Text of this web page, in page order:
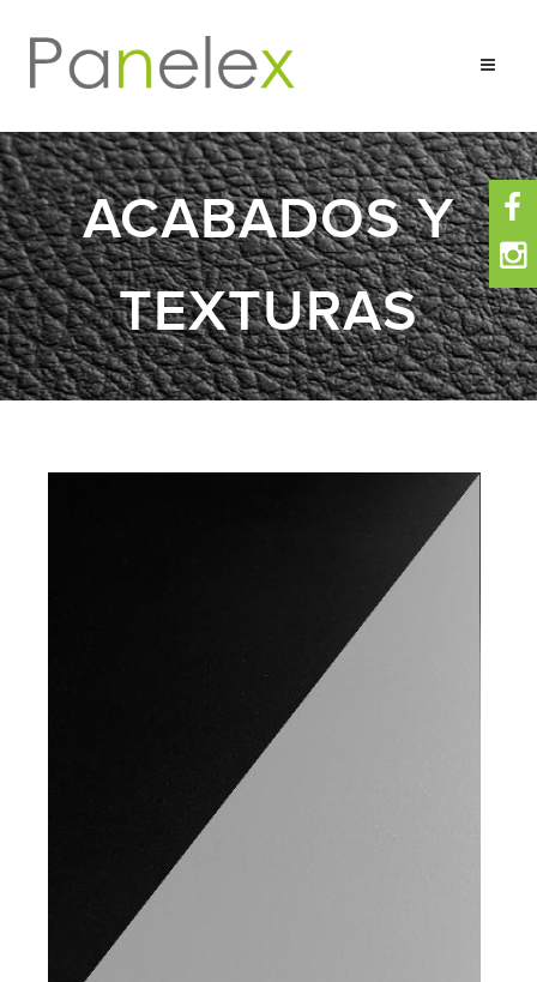
Composición
Ventajas
Aplicaciones
Sólidos Unicolores
Granitos Mármoles
ACABADOS Y
TEXTURAS